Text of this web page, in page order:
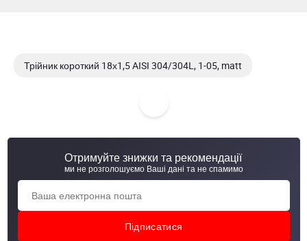
Трійник короткий 18х1,5 AISI 304/304L, 1-05, matt
Трійник короткий 22х1,5 AISI 304/304L, DIN 11852, AWH,
Отримуйте знижки та рекомендації
ми не розголошуємо Ваші дані та не спамимо